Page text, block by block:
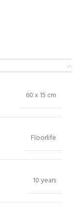
60 x 15 cm
Floorlife
10 years